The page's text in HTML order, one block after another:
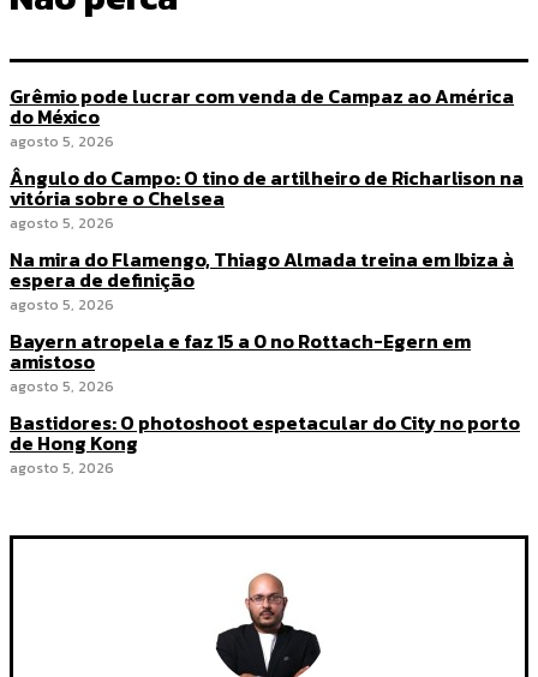
Grêmio pode lucrar com venda de Campaz ao América
do México
agosto 5, 2026
Ângulo do Campo: O tino de artilheiro de Richarlison na
vitória sobre o Chelsea
agosto 5, 2026
Na mira do Flamengo, Thiago Almada treina em Ibiza à
espera de definição
agosto 5, 2026
Bayern atropela e faz 15 a 0 no Rottach-Egern em
amistoso
agosto 5, 2026
Bastidores: O photoshoot espetacular do City no porto
de Hong Kong
agosto 5, 2026